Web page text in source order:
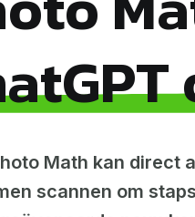
Math kan direct
scannen om